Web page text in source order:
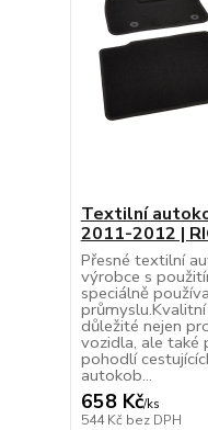
Textilní
2011-2012 |
Přesné textilní
výrobce s
speciálně
důležité nejen
vozidla, ale také
pohodlí
autokob...
658 Kč/ks
544 Kč bez DPH